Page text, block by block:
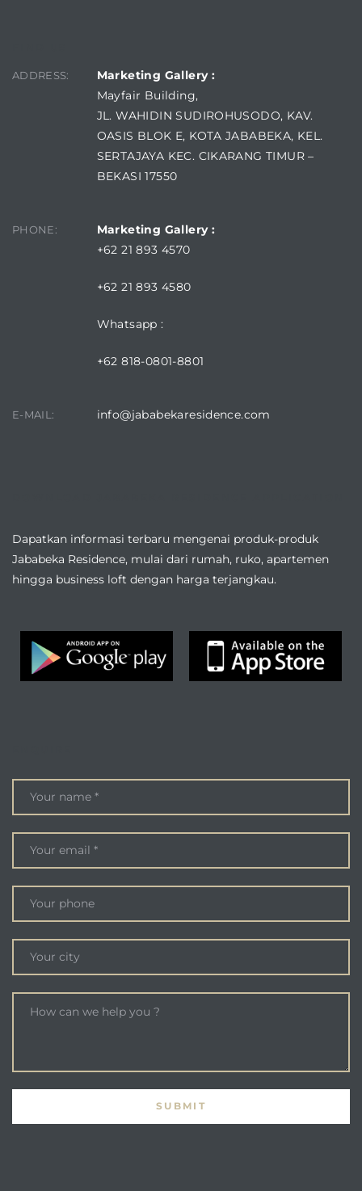
ADDRESS:
Marketing Gallery :
Mayfair Building,
JL. WAHIDIN SUDIROHUSODO, KAV.
OASIS BLOK E, KOTA JABABEKA, KEL.
SERTAJAYA KEC. CIKARANG TIMUR –
BEKASI 17550
PHONE:
Marketing Gallery :
+62 21 893 4570
+62 21 893 4580
Whatsapp :
+62 818-0801-8801
E-MAIL: info@jababekaresidence.com
Dapatkan informasi terbaru mengenai produk-produk
Jababeka Residence, mulai dari rumah, ruko, apartemen
hingga business loft dengan harga terjangkau.